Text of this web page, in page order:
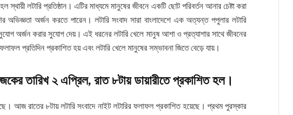
স্থায়ী লটারি প্রতিষ্ঠান। এটির মাধ্যমে মানুষের জীবনে একটি ছোট পরিবর্তন আনার চেষ্টা করা
অর্জন করতে পারেন। লটারি সংবাদ সারা বাংলাদেশে এক অত্যন্ত পপুলার লটারি
সুযোগ অর্জন করার সুযোগ দেয়। এই ধরনের লটারি খেলে মানুষ আশা ও প্রত্যাশার সাথে জীবনের
প্রতিদিন প্রকাশিত হয় এবং লটারি খেলে মানুষের সম্ভাবনা জিতে বেড়ে যায়।
তারিখ ২ এপ্রিল, রাত ৮টায় ডায়ারীতে প্রকাশিত হল।
আজ রাতের ৮টায় লটারি সংবাদে নাইট লটারির ফলাফল প্রকাশিত হয়েছে। প্রথম পুরস্কার